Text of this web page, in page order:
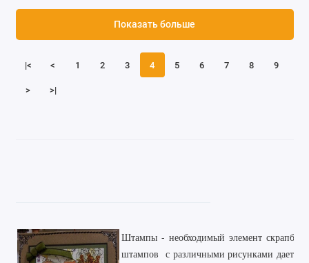
|< < 1 2 3 4 5 6 7 8 9
> >|
Показать больше
Штампы - необходимый элемент
штампов с различными рисунками дает